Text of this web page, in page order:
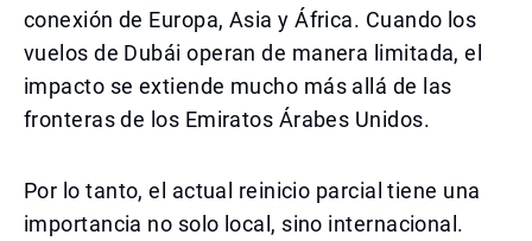
conexión de Europa, Asia y África. Cuando los
vuelos de Dubái operan de manera limitada, el
impacto se extiende mucho más allá de las
fronteras de los Emiratos Árabes Unidos.
Por lo tanto, el actual reinicio parcial tiene una
importancia no solo local, sino internacional.